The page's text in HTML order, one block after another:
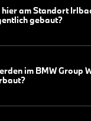
am Standort
gebaut?
im BMW Group